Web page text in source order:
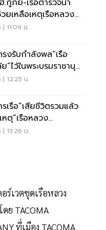
.กู้ภัย-เรือตำรวจน้ำ
ยเหลือเหตุเรือหลวง
11:09 น.
รงรับกำลังพล“เรือ
”ไว้ในพระบรมราชานุ
12:25 น.
เรือ”เสียชีวิตรวมแล้ว
ตุ“เรือหลวง
าง
13:26 น.
ร์เวตชุดเรือหลวง
ย TACOMA
ที่เมือง TACOMA